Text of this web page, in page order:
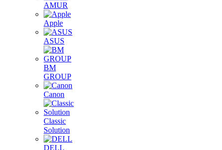
AMUR
Apple
ASUS
BM
GROUP
Canon
Classic
Solution
DELL